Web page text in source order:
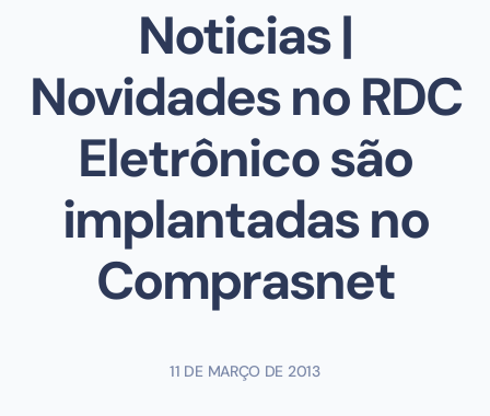
Noticias |
Novidades no RDC
Eletrônico são
implantadas no
Comprasnet
11 DE MARÇO DE 2013